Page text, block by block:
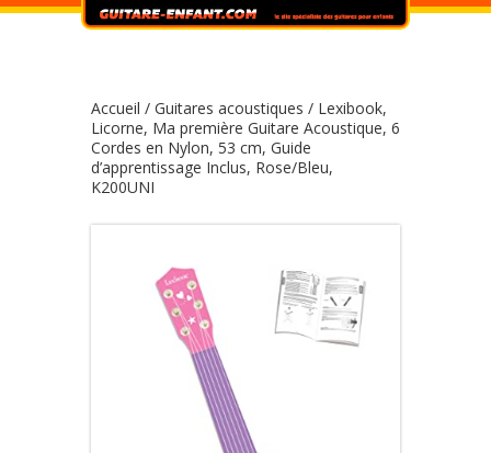
Accueil / Guitares acoustiques / Lexibook,
Licorne, Ma première Guitare Acoustique, 6
Cordes en Nylon, 53 cm, Guide
d’apprentissage Inclus, Rose/Bleu,
K200UNI